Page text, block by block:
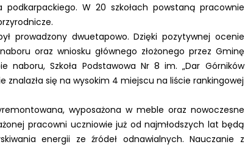
W 20 szkołach powstaną pracownie
prowadzony dwuetapowo. Dzięki pozytywnej ocenie
oraz wniosku głównego złożonego przez Gminę
naboru, Szkoła Podstawowa Nr 8 im. „Dar Górników
znalazła się na wysokim 4 miejscu na liście rankingowej
wyposażona w meble oraz nowoczesne
pracowni uczniowie już od najmłodszych lat będą
energii ze źródeł odnawialnych. Nauczanie z